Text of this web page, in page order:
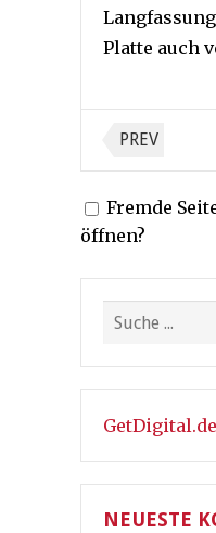
Platte auch
der
PREV
Fremde
öffnen?
NEUESTE